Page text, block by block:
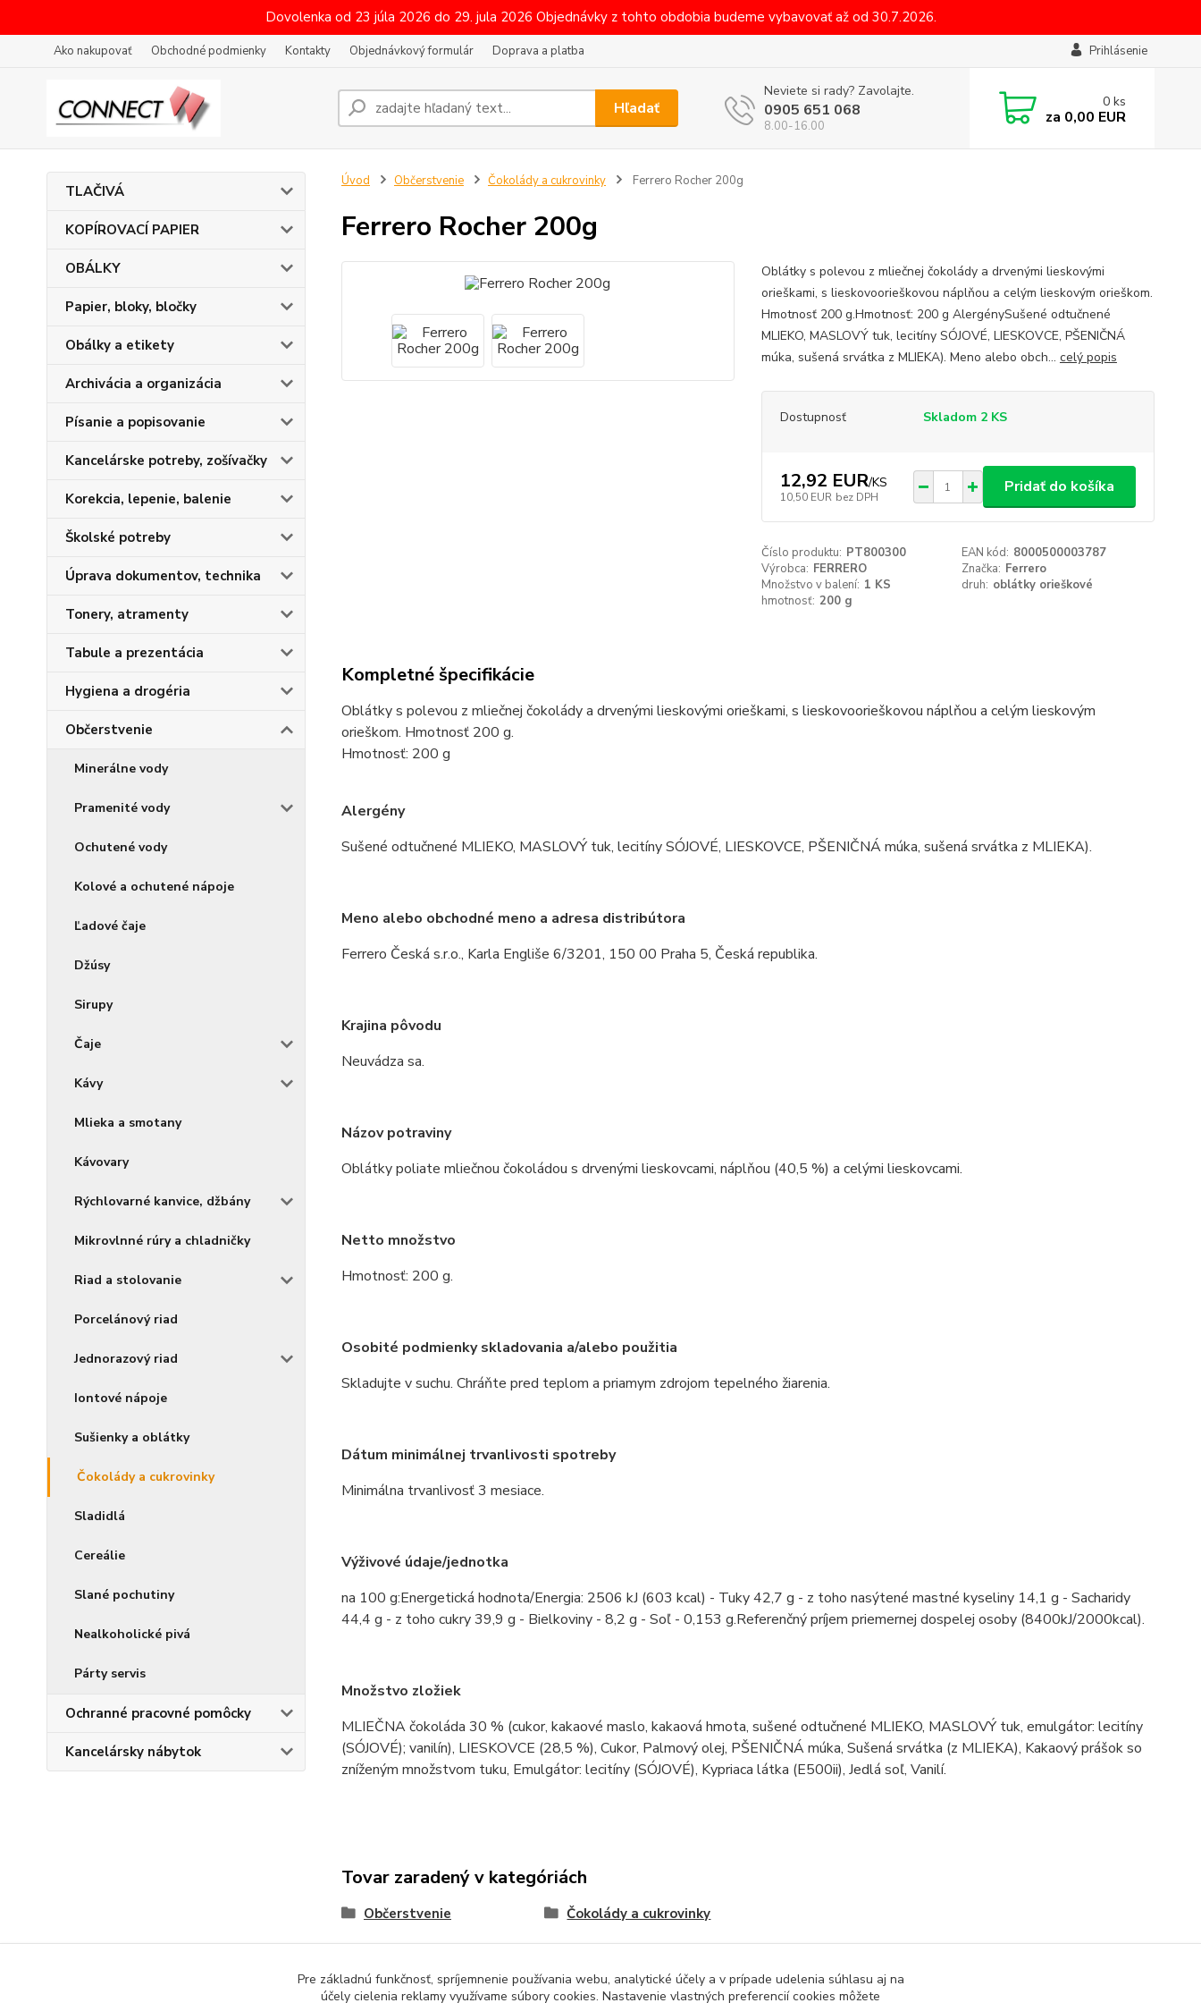
Dovolenka od 23 júla 2026 do 29. jula 2026 Objednávky z tohto obdobia budeme vybavovať až od 30.7.2026.
Ako nakupovať Obchodné podmienky Kontakty Objednávkový formulár Doprava a platba Prihlásenie
Hľadať
Neviete si rady? Zavolajte.
0905 651 068
8.00-16.00
0 ks
za 0,00 EUR
TLAČIVÁ
KOPÍROVACÍ PAPIER
OBÁLKY
Papier, bloky, bločky
Obálky a etikety
Archivácia a organizácia
Písanie a popisovanie
Kancelárske potreby, zošívačky
Korekcia, lepenie, balenie
Školské potreby
Úprava dokumentov, technika
Tonery, atramenty
Tabule a prezentácia
Hygiena a drogéria
Občerstvenie
Minerálne vody
Pramenité vody
Ochutené vody
Kolové a ochutené nápoje
Ľadové čaje
Džúsy
Sirupy
Čaje
Kávy
Mlieka a smotany
Kávovary
Rýchlovarné kanvice, džbány
Mikrovlnné rúry a chladničky
Riad a stolovanie
Porcelánový riad
Jednorazový riad
Iontové nápoje
Sušienky a oblátky
Čokolády a cukrovinky
Sladidlá
Cereálie
Slané pochutiny
Nealkoholické pivá
Párty servis
Ochranné pracovné pomôcky
Kancelársky nábytok
Úvod Občerstvenie Čokolády a cukrovinky Ferrero Rocher 200g
Ferrero Rocher 200g
Oblátky s polevou z mliečnej čokolády a drvenými lieskovými
orieškami, s lieskovoorieškovou náplňou a celým lieskovým orieškom.
Hmotnosť 200 g.Hmotnosť: 200 g AlergénySušené odtučnené
MLIEKO, MASLOVÝ tuk, lecitíny SÓJOVÉ, LIESKOVCE, PŠENIČNÁ
múka, sušená srvátka z MLIEKA). Meno alebo obch... celý popis
Dostupnosť Skladom 2 KS
12,92 EUR/KS
10,50 EUR bez DPH
Pridať do košíka
Číslo produktu: PT800300 EAN kód: 8000500003787
Výrobca: FERRERO Značka: Ferrero
Množstvo v balení: 1 KS druh: oblátky orieškové
hmotnosť: 200 g
Kompletné špecifikácie
Oblátky s polevou z mliečnej čokolády a drvenými lieskovými orieškami, s lieskovoorieškovou náplňou a celým lieskovým
orieškom. Hmotnosť 200 g.
Hmotnosť: 200 g
Alergény
Sušené odtučnené MLIEKO, MASLOVÝ tuk, lecitíny SÓJOVÉ, LIESKOVCE, PŠENIČNÁ múka, sušená srvátka z MLIEKA).
Meno alebo obchodné meno a adresa distribútora
Ferrero Česká s.r.o., Karla Engliše 6/3201, 150 00 Praha 5, Česká republika.
Krajina pôvodu
Neuvádza sa.
Názov potraviny
Oblátky poliate mliečnou čokoládou s drvenými lieskovcami, náplňou (40,5 %) a celými lieskovcami.
Netto množstvo
Hmotnosť: 200 g.
Osobité podmienky skladovania a/alebo použitia
Skladujte v suchu. Chráňte pred teplom a priamym zdrojom tepelného žiarenia.
Dátum minimálnej trvanlivosti spotreby
Minimálna trvanlivosť 3 mesiace.
Výživové údaje/jednotka
na 100 g:Energetická hodnota/Energia: 2506 kJ (603 kcal) - Tuky 42,7 g - z toho nasýtené mastné kyseliny 14,1 g - Sacharidy
44,4 g - z toho cukry 39,9 g - Bielkoviny - 8,2 g - Soľ - 0,153 g.Referenčný príjem priemernej dospelej osoby (8400kJ/2000kcal).
Množstvo zložiek
MLIEČNA čokoláda 30 % (cukor, kakaové maslo, kakaová hmota, sušené odtučnené MLIEKO, MASLOVÝ tuk, emulgátor: lecitíny
(SÓJOVÉ); vanilín), LIESKOVCE (28,5 %), Cukor, Palmový olej, PŠENIČNÁ múka, Sušená srvátka (z MLIEKA), Kakaový prášok so
zníženým množstvom tuku, Emulgátor: lecitíny (SÓJOVÉ), Kypriaca látka (E500ii), Jedlá soľ, Vanilí.
Tovar zaradený v kategóriách
Občerstvenie Čokolády a cukrovinky
Pre základnú funkčnosť, spríjemnenie používania webu, analytické účely a v prípade udelenia súhlasu aj na
účely cielenia reklamy využívame súbory cookies. Nastavenie vlastných preferencií cookies môžete